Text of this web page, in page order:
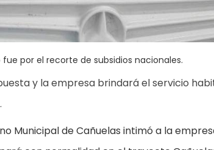
por el recorte de subsidios nacionales.
y la empresa brindará el servicio
Municipal de Cañuelas intimó a la